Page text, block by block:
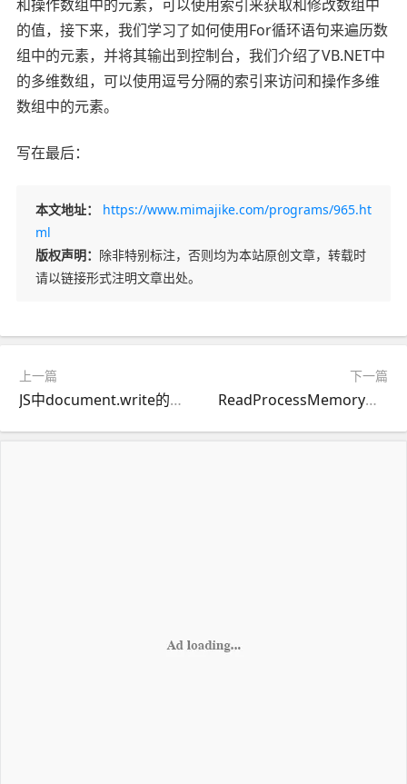
和操作数组中的元素，可以使用索引来获取和修改数组中
的值，接下来，我们学习了如何使用For循环语句来遍历数
组中的元素，并将其输出到控制台，我们介绍了VB.NET中
的多维数组，可以使用逗号分隔的索引来访问和操作多维
数组中的元素。
写在最后：
本文地址：
https://www.mimajike.com/programs/965.ht
ml
版权声明： 除非特别标注，否则均为本站原创文章，转载时
请以链接形式注明文章出处。
上一篇
JS中document.write的使用方法
下一篇
ReadProcessMemory函数的使用介绍